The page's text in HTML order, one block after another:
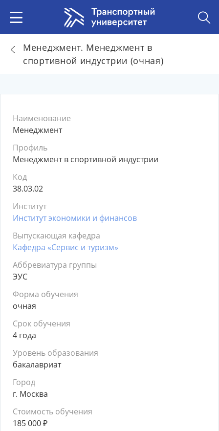
Менеджмент. Менеджмент в
спортивной индустрии (очная)
Наименование
Менеджмент
Профиль
Менеджмент в спортивной индустрии
Код
38.03.02
Институт
Институт экономики и финансов
Выпускающая кафедра
Кафедра «Сервис и туризм»
Аббревиатура группы
ЭУС
Форма обучения
очная
Срок обучения
4 года
Уровень образования
бакалавриат
Город
г. Москва
Стоимость обучения
185 000₽